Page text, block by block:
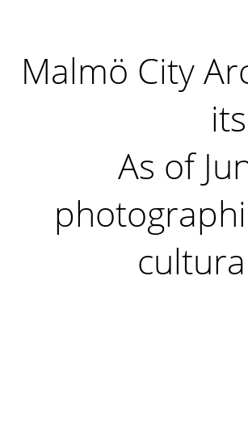
Malmö City
As of